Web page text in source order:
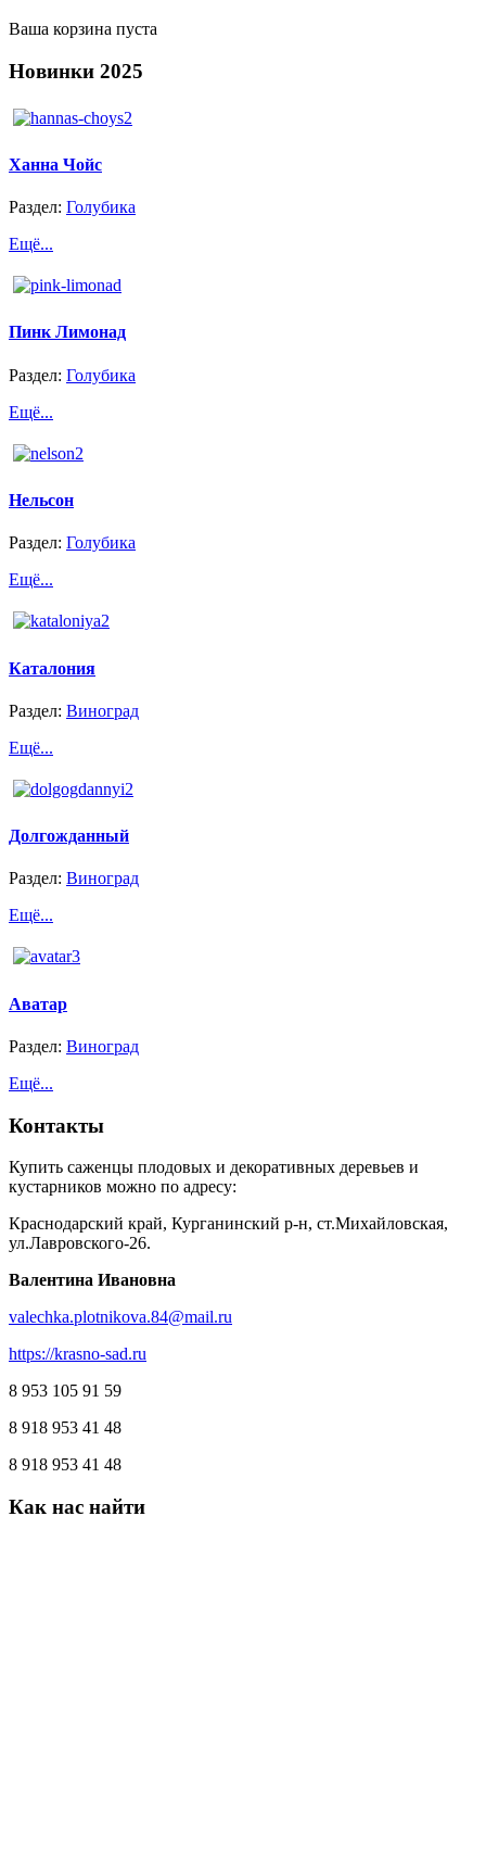
Ваша корзина пуста
Новинки 2025
Ханна Чойс
Раздел: Голубика
Ещё...
Пинк Лимонад
Раздел: Голубика
Ещё...
Нельсон
Раздел: Голубика
Ещё...
Каталония
Раздел: Виноград
Ещё...
Долгожданный
Раздел: Виноград
Ещё...
Аватар
Раздел: Виноград
Ещё...
Контакты
Купить саженцы плодовых и декоративных деревьев и
кустарников можно по адресу:
Краснодарский край, Курганинский р-н, ст.Михайловская,
ул.Лавровского-26.
Валентина Ивановна
valechka.plotnikova.84@mail.ru
https://krasno-sad.ru
8 953 105 91 59
8 918 953 41 48
8 918 953 41 48
Как нас найти